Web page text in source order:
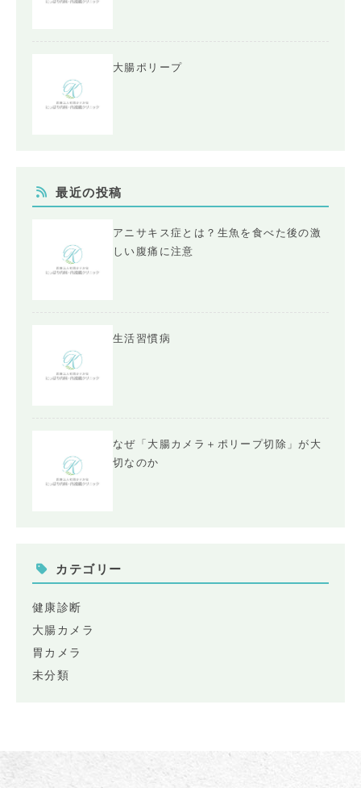
大腸ポリープ
最近の投稿
アニサキス症とは？生魚を食べた後の激
しい腹痛に注意
生活習慣病
なぜ「大腸カメラ＋ポリープ切除」が大
切なのか
カテゴリー
健康診断
大腸カメラ
胃カメラ
未分類